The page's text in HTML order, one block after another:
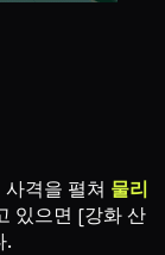
격을 펼쳐 물리
있으면 [강화 산
.